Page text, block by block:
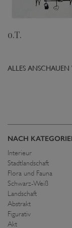
o.T.
ALLES
NACH
Interieur
Stadtlandschaft
Flora und Fauna
Schwarz-Weiß
Landschaft
Abstrakt
Figurativ
Akt